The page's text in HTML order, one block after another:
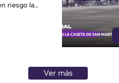
riesgo la
Ver más